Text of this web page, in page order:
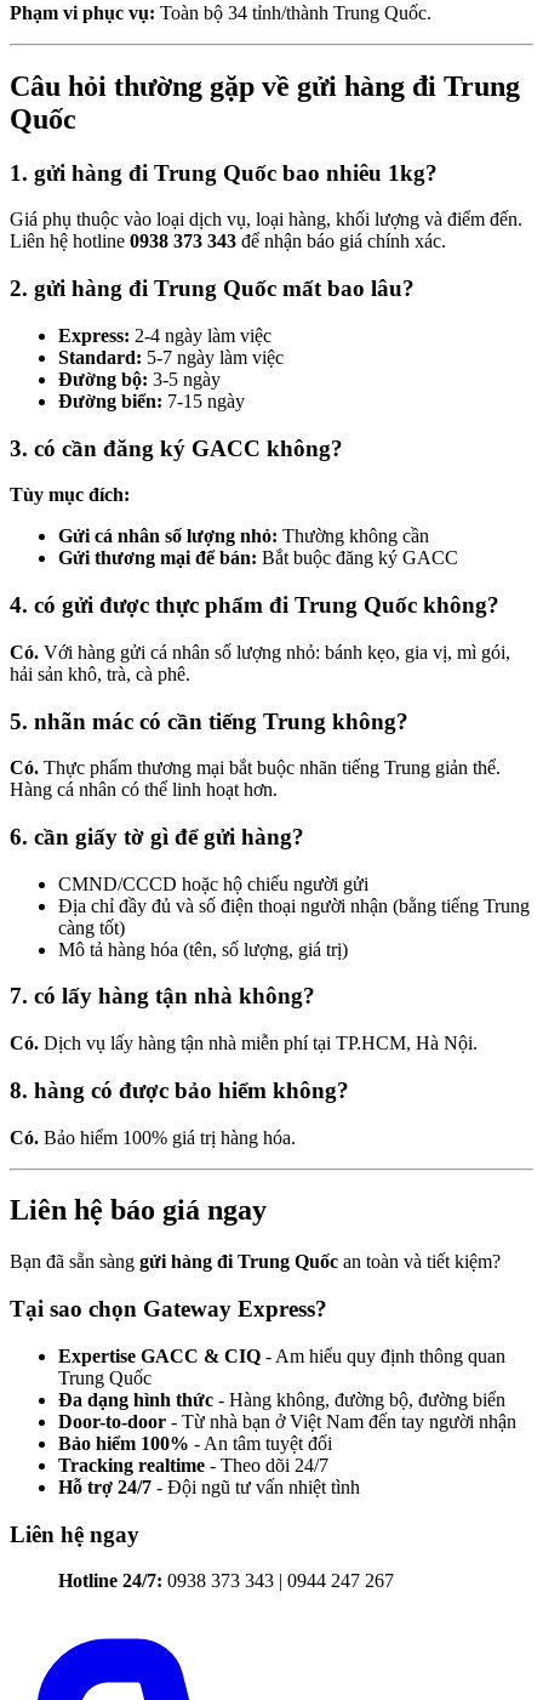
Phạm vi phục vụ: Toàn bộ 34 tỉnh/thành Trung Quốc.
Câu hỏi thường gặp về gửi hàng đi Trung
Quốc
1. gửi hàng đi Trung Quốc bao nhiêu 1kg?
Giá phụ thuộc vào loại dịch vụ, loại hàng, khối lượng và điểm đến.
Liên hệ hotline 0938 373 343 để nhận báo giá chính xác.
2. gửi hàng đi Trung Quốc mất bao lâu?
Express: 2-4 ngày làm việc
Standard: 5-7 ngày làm việc
Đường bộ: 3-5 ngày
Đường biển: 7-15 ngày
3. có cần đăng ký GACC không?
Tùy mục đích:
Gửi cá nhân số lượng nhỏ: Thường không cần
Gửi thương mại để bán: Bắt buộc đăng ký GACC
4. có gửi được thực phẩm đi Trung Quốc không?
Có. Với hàng gửi cá nhân số lượng nhỏ: bánh kẹo, gia vị, mì gói,
hải sản khô, trà, cà phê.
5. nhãn mác có cần tiếng Trung không?
Có. Thực phẩm thương mại bắt buộc nhãn tiếng Trung giản thể.
Hàng cá nhân có thể linh hoạt hơn.
6. cần giấy tờ gì để gửi hàng?
CMND/CCCD hoặc hộ chiếu người gửi
Địa chỉ đầy đủ và số điện thoại người nhận (bằng tiếng Trung
càng tốt)
Mô tả hàng hóa (tên, số lượng, giá trị)
7. có lấy hàng tận nhà không?
Có. Dịch vụ lấy hàng tận nhà miễn phí tại TP.HCM, Hà Nội.
8. hàng có được bảo hiểm không?
Có. Bảo hiểm 100% giá trị hàng hóa.
Liên hệ báo giá ngay
Bạn đã sẵn sàng gửi hàng đi Trung Quốc an toàn và tiết kiệm?
Tại sao chọn Gateway Express?
Expertise GACC & CIQ - Am hiểu quy định thông quan
Trung Quốc
Đa dạng hình thức - Hàng không, đường bộ, đường biển
Door-to-door - Từ nhà bạn ở Việt Nam đến tay người nhận
Bảo hiểm 100% - An tâm tuyệt đối
Tracking realtime - Theo dõi 24/7
Hỗ trợ 24/7 - Đội ngũ tư vấn nhiệt tình
Liên hệ ngay
Hotline 24/7: 0938 373 343 | 0944 247 267